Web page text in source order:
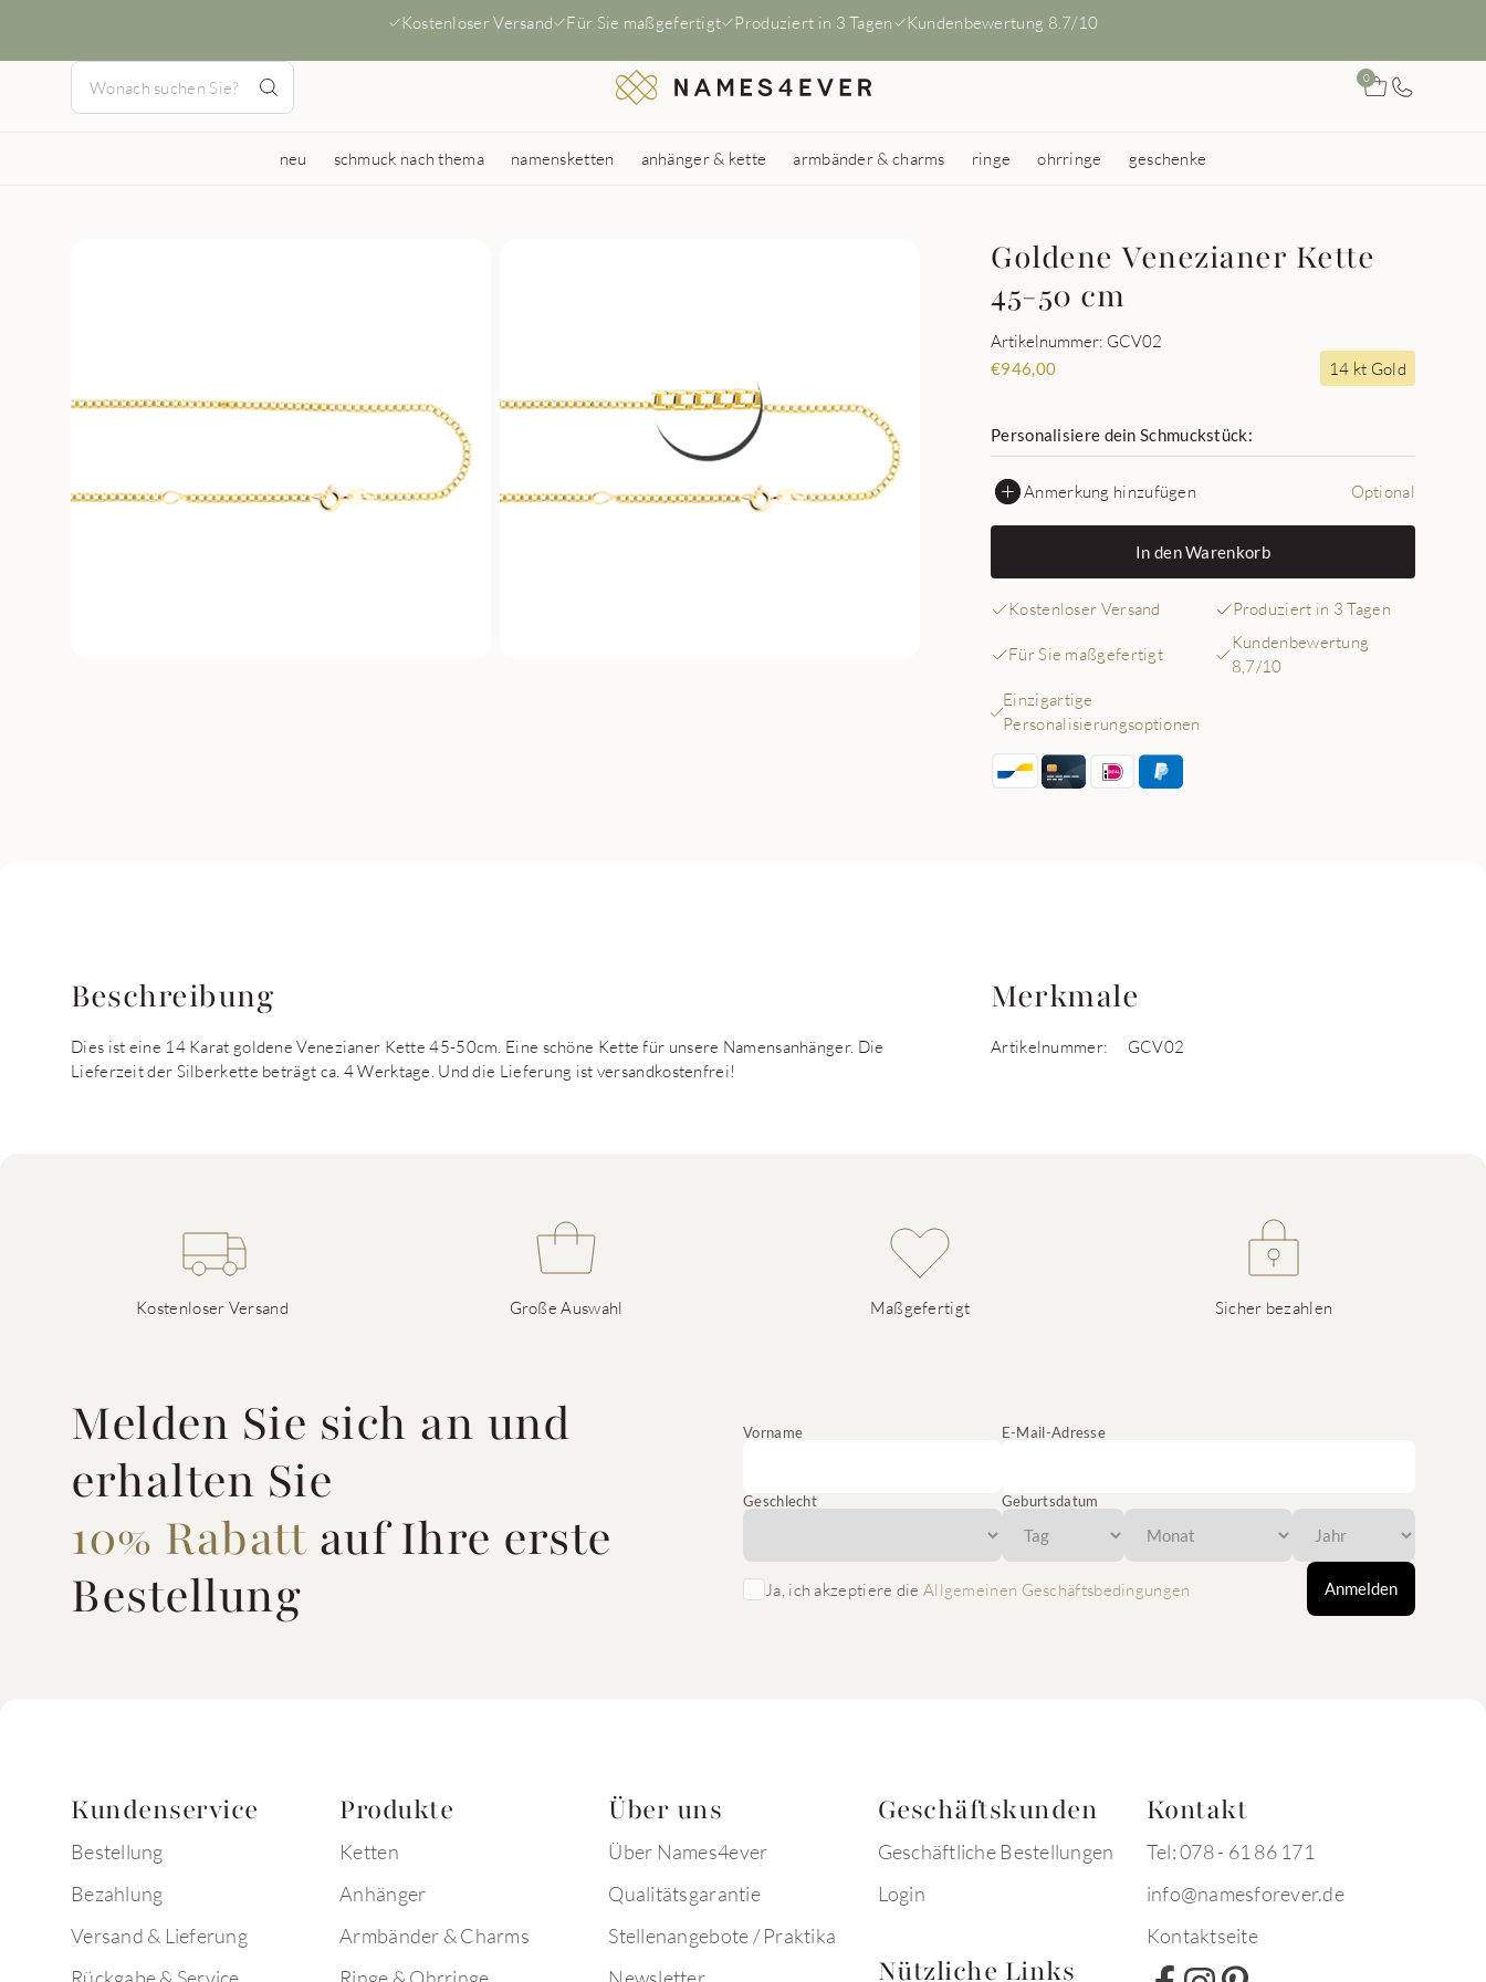
Kostenloser Versand Für Sie maßgefertigt Produziert in 3 Tagen Kundenbewertung 8.7/10
0
neu schmuck nach thema namensketten anhänger & kette armbänder & charms ringe ohrringe geschenke
Goldene Venezianer Kette
45-50 cm
Artikelnummer: GCV02
€946,00 14 kt Gold
Personalisiere dein Schmuckstück:
Anmerkung hinzufügen Optional
In den Warenkorb
Kostenloser Versand Produziert in 3 Tagen
Für Sie maßgefertigt
Kundenbewertung
8,7/10
Einzigartige
Personalisierungsoptionen
Beschreibung
Dies ist eine 14 Karat goldene Venezianer Kette 45-50cm. Eine schöne Kette für unsere Namensanhänger. Die
Lieferzeit der Silberkette beträgt ca. 4 Werktage. Und die Lieferung ist versandkostenfrei!
Merkmale
Artikelnummer: GCV02
Kostenloser Versand Große Auswahl Maßgefertigt Sicher bezahlen
Melden Sie sich an und
erhalten Sie
10% Rabattauf Ihre erste
Bestellung
Vorname E-Mail-Adresse
Geschlecht Geburtsdatum
Ja, ich akzeptiere die Allgemeinen Geschäftsbedingungen Anmelden
Kundenservice
Bestellung
Bezahlung
Versand & Lieferung
Produkte
Ketten
Anhänger
Armbänder & Charms
Über uns
Über Names4ever
Qualitätsgarantie
Stellenangebote / Praktika
Geschäftskunden
Geschäftliche Bestellungen
Login
Nützliche Links
Kontakt
Tel: 078 - 61 86 171
info@namesforever.de
Kontaktseite